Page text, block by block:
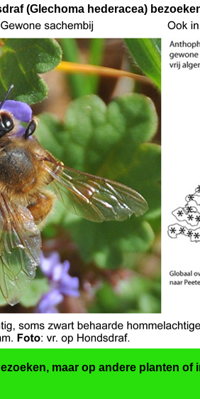
(Glechoma hederacea)
maar op andere planten of